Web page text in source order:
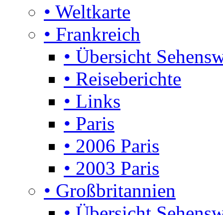
• Weltkarte
• Frankreich
• Übersicht
• Reiseberichte
• Links
• Paris
• 2006 Paris
• 2003 Paris
• Großbritannien